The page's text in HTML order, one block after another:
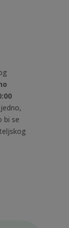
bi se